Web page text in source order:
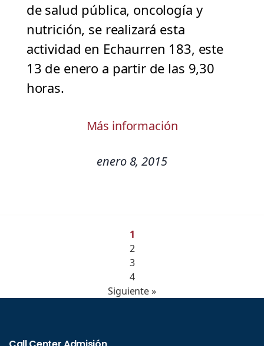
de salud pública, oncología y
nutrición, se realizará esta
actividad en Echaurren 183, este
13 de enero a partir de las 9,30
horas.
Más información
enero 8, 2015
1
2
3
4
Siguiente »